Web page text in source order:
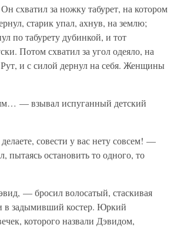
схватил за ножку табурет, на котором
старик упал, ахнув, на землю;
по табурету дубинкой, и тот
Потом схватил за угол одеяло, на
и с силой дернул на себя. Женщины
— взывал испуганный детский
совести у вас нету совсем! —
пытаясь остановить то одного, то
— бросил волосатый, стаскивая
в задымивший костер. Юркий
которого назвали Дэвидом,